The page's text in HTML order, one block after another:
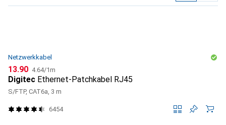
Netzwerkkabel
CHF
13.90 CHF
4.64/1m
Digitec Ethernet-Patchkabel RJ45
S/FTP, CAT6a, 3 m
6454